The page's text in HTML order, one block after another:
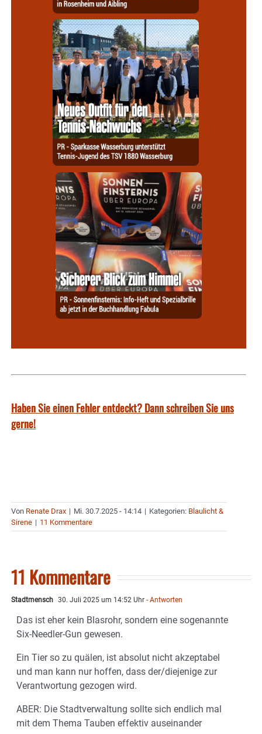
Haben Sie einen Fehler entdeckt? Dann schreiben Sie uns
gerne!
Von Renate Drax | Mi. 30.7.2025 - 14:14 | Kategorien: Blaulicht &
Sirene | 11 Kommentare
11 Kommentare
Stadtmensch 30. Juli 2025 um 14:52 Uhr - Antworten
Das ist eher kein Blasrohr, sondern eine sogenannte
Six-Needler-Gun gewesen.
Ein Tier so zu quälen, ist absolut nicht akzeptabel
und man kann nur hoffen, dass der/diejenige zur
Verantwortung gezogen wird.
ABER: Die Stadtverwaltung sollte sich endlich mal
mit dem Thema Tauben effektiv auseinander